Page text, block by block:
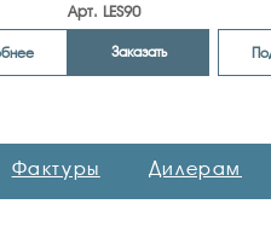
Арт. LES90
Заказать
Фактуры Дилерам